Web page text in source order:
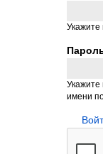
Укажите
Укажите
имени